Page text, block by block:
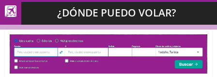
¿DÓNDE PUEDO VOLAR?